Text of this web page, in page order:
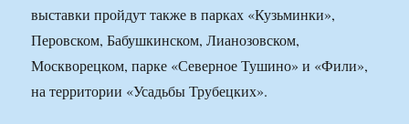
выставки пройдут также в парках «Кузьминки»,
Перовском, Бабушкинском, Лианозовском,
Москворецком, парке «Северное Тушино» и «Фили»,
на территории «Усадьбы Трубецких».